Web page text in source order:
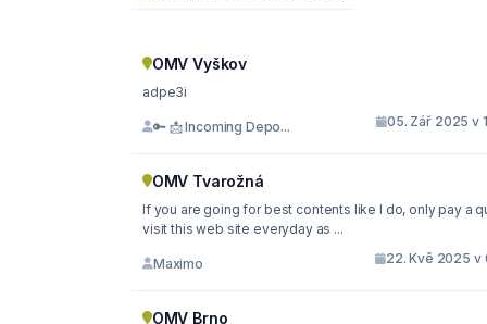
OMV Vyškov
adpe3i
🔑 📩 Incoming Depo... 05. Zář 2025 v
OMV Tvarožná
If you are going for best contents like I do, only pay a
visit this web site everyday as ...
Maximo 22. Kvě 2025 v
OMV Brno